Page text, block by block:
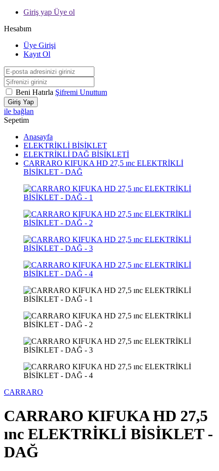
Giriş yap Üye ol
Hesabım
Üye Girişi
Kayıt Ol
Beni Hatırla Şifremi Unuttum
Giriş Yap
ile bağlan
Sepetim
Anasayfa
ELEKTRİKLİ BİSİKLET
ELEKTRİKLİ DAĞ BİSİKLETİ
CARRARO KIFUKA HD 27,5 ınc ELEKTRİKLİ
BİSİKLET - DAĞ
CARRARO
CARRARO KIFUKA HD 27,5
ınc ELEKTRİKLİ BİSİKLET -
DAĞ